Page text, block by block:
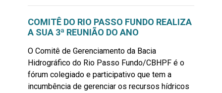
COMITÊ DO RIO PASSO FUNDO REALIZA
A SUA 3ª REUNIÃO DO ANO
O Comitê de Gerenciamento da Bacia
Hidrográfico do Rio Passo Fundo/CBHPF é o
fórum colegiado e participativo que tem a
incumbência de gerenciar os recursos hídricos